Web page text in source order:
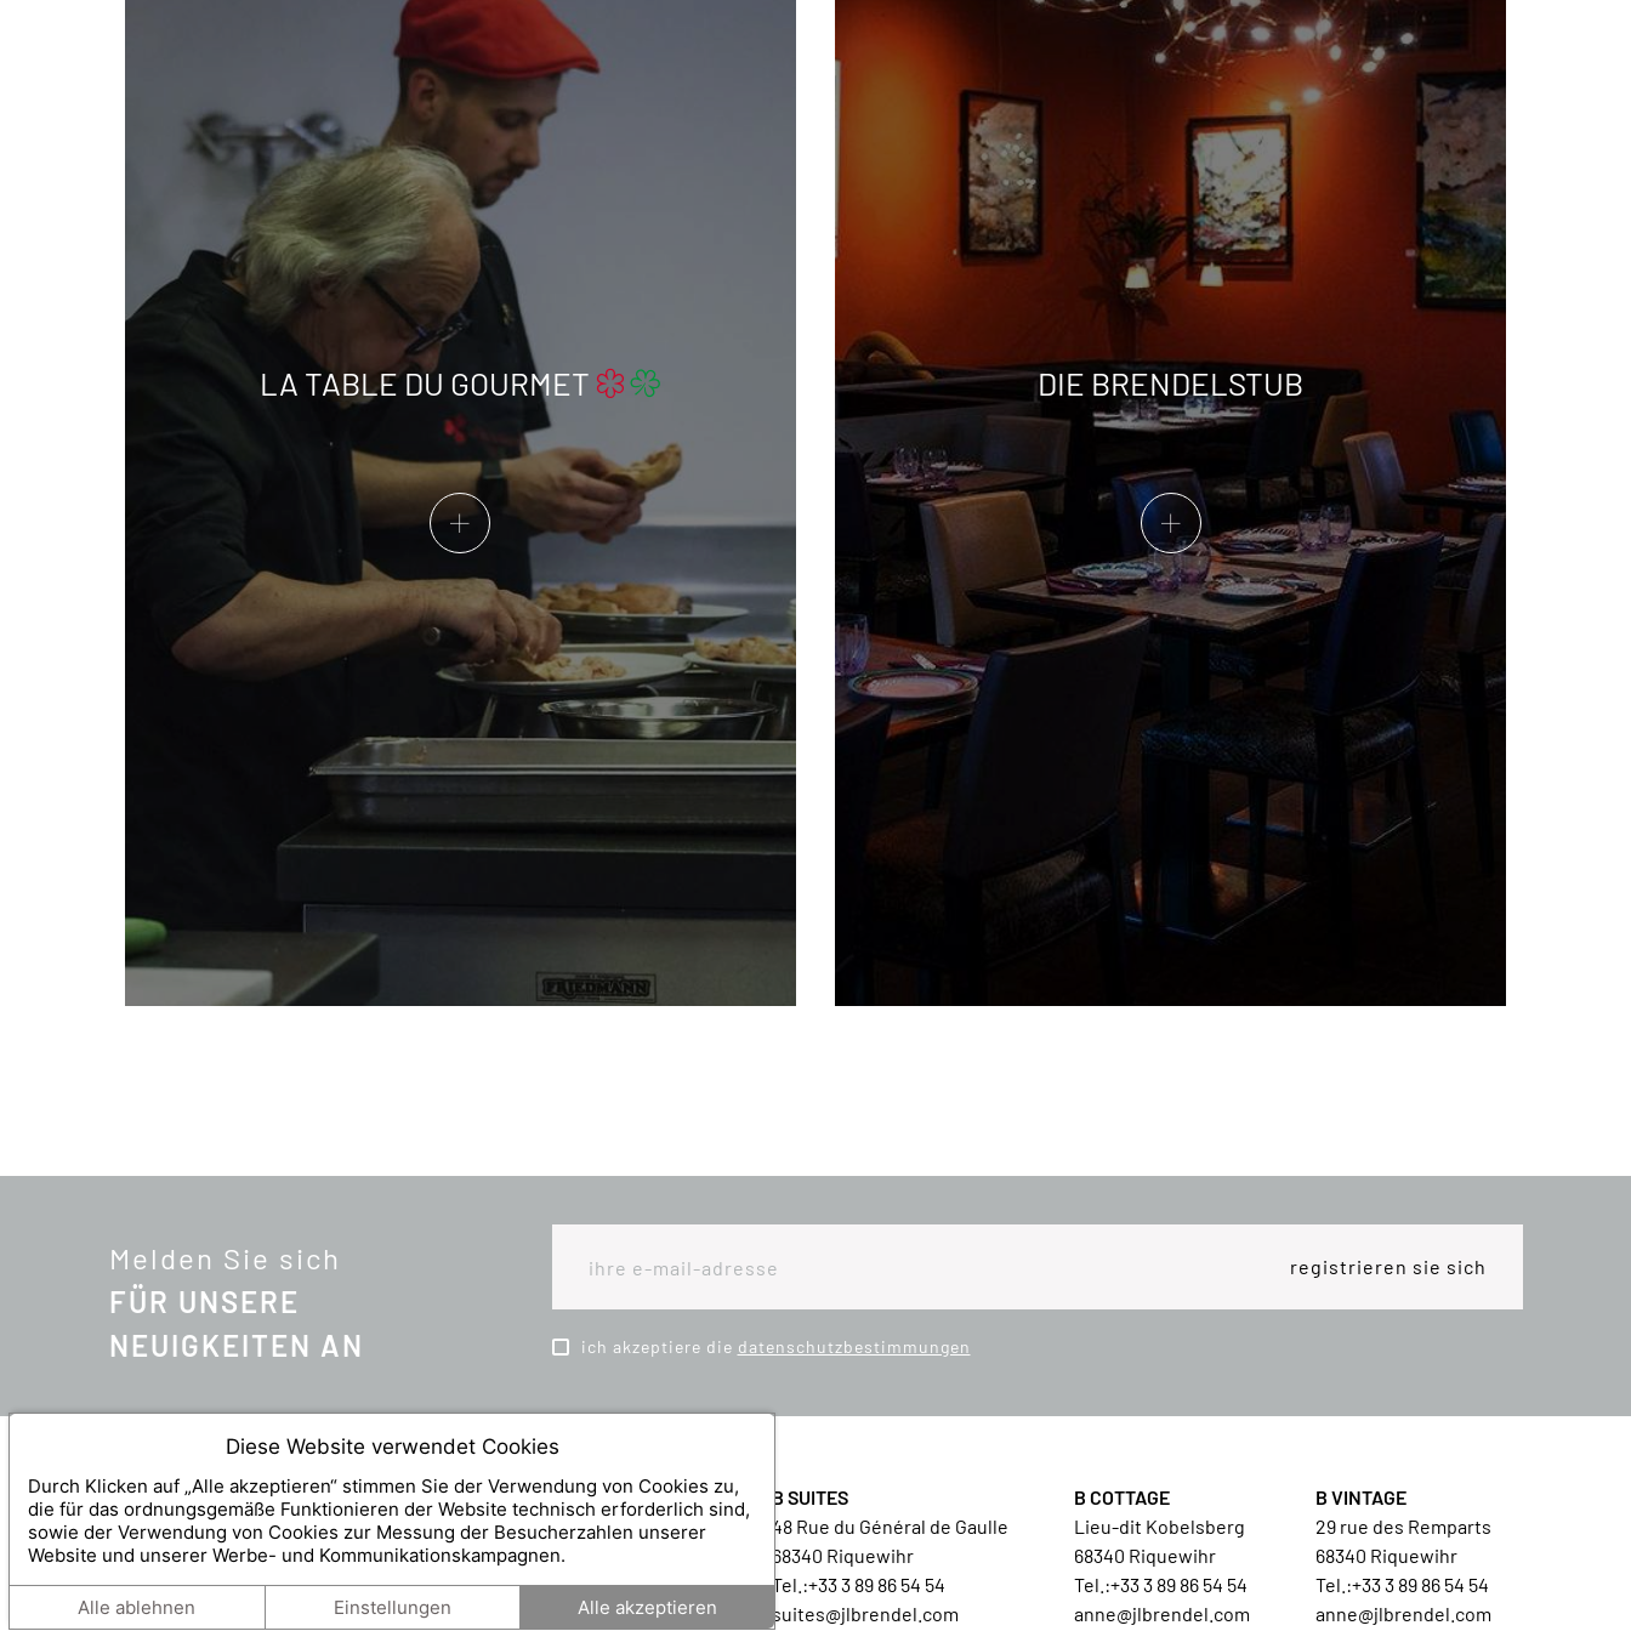
LA TABLE DU GOURMET DIE BRENDELSTUB
Melden Sie sich
FÜR UNSERE
NEUIGKEITEN AN
ich akzeptiere die datenschutzbestimmungen
LA TABLE DU GOURMET
5 Rue de la 1ère Armée
68340Riquewihr
Tel.:+33 3 89 49 09 09
table@jlbrendel.com
BRENDELSTUB
48 Rue du Général de Gaulle
68340 Riquewihr
Tel.:+33 3 89 86 54 54
anne@jlbrendel.com
B SUITES
48 Rue du Général de Gaulle
68340 Riquewihr
Tel.:+33 3 89 86 54 54
suites@jlbrendel.com
B COTTAGE
Lieu-dit Kobelsberg
68340 Riquewihr
Tel.:+33 3 89 86 54 54
anne@jlbrendel.com
B VINTAGE
29 rue des Remparts
68340 Riquewihr
Tel.:+33 3 89 86 54 54
anne@jlbrendel.com
Diese Website verwendet Cookies
Durch Klicken auf „Alle akzeptieren“ stimmen Sie der Verwendung von Cookies zu,
die für das ordnungsgemäße Funktionieren der Website technisch erforderlich sind,
sowie der Verwendung von Cookies zur Messung der Besucherzahlen unserer
Website und unserer Werbe- und Kommunikationskampagnen.
Alle ablehnen Einstellungen Alle akzeptieren